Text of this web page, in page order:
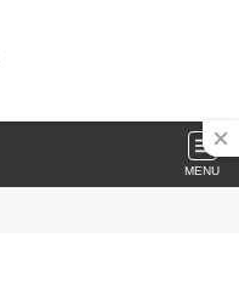
MENU